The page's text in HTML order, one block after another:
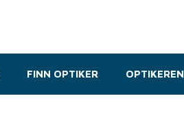
FINN OPTIKER OPTIKEREN